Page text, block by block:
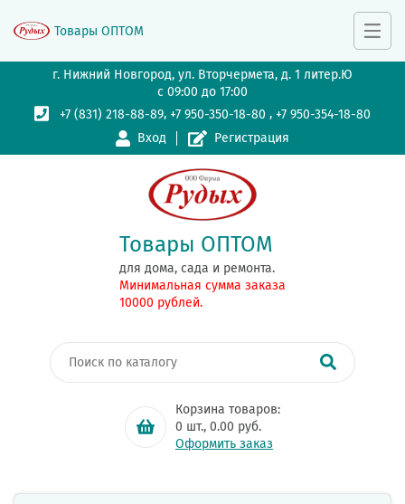
г. Нижний Новгород, ул. Вторчермета, д. 1 литер.Ю
с 09:00 до 17:00
+7 (831) 218-88-89,+7 950-350-18-80 ,+7 950-354-18-80
Вход
Регистрация
Товары ОПТОМ
для дома, сада и ремонта.
Минимальная сумма заказа
10000 рублей.
Корзина товаров:
0 шт., 0.00 руб.
Оформить заказ
Товары ОПТОМ